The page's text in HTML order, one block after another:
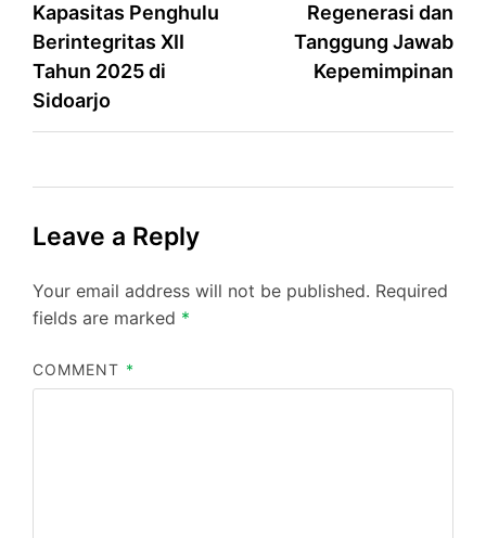
Kapasitas Penghulu
Berintegritas XII
Tahun 2025 di
Sidoarjo
Regenerasi dan
Tanggung Jawab
Kepemimpinan
Leave a Reply
Your email address will not be published. Required
fields are marked *
COMMENT *